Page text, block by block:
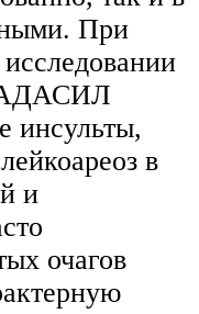
При
инсульты,
в
и
очагов